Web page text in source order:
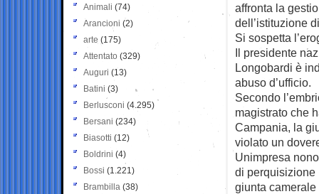
affronta la
dell’istituzione
Si sospetta
Il presidente
Longobardi è
abuso d’ufficio.
Secondo
magistrato che
Campania, la
violato un
Unimpresa
di perquisizione
giunta
Animali (74)
Arancioni (2)
arte (175)
Attentato (329)
Auguri (13)
Batini (3)
Berlusconi (4.295)
Bersani (234)
Biasotti (12)
Boldrini (4)
Bossi (1.221)
Brambilla (38)